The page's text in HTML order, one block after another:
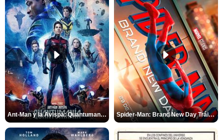
Ant-Man y la Avispa: Quantumanía Tráiler (2) Spider-Man: Brand New Day Tráiler (3)